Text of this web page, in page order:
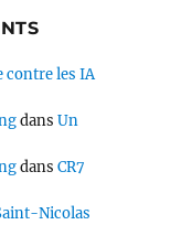
contre les IA
dansUn
dansCR7
Nicolas